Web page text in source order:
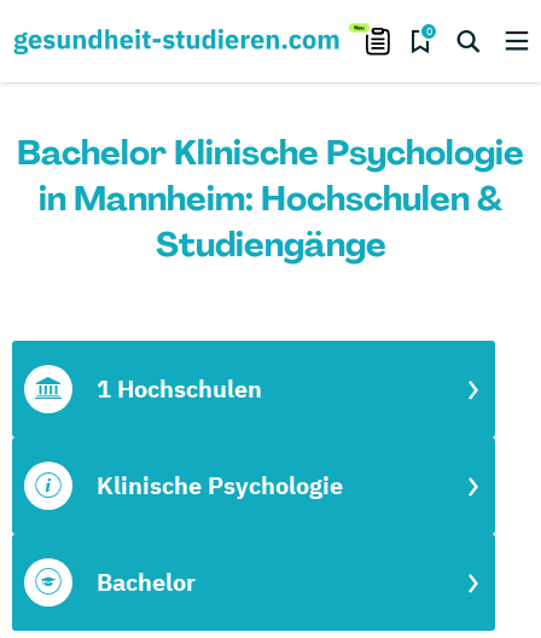
0
Bachelor Klinische Psychologie
in Mannheim: Hochschulen &
Studiengänge
Bachelor
Klinische Psychologie
1 Hochschulen